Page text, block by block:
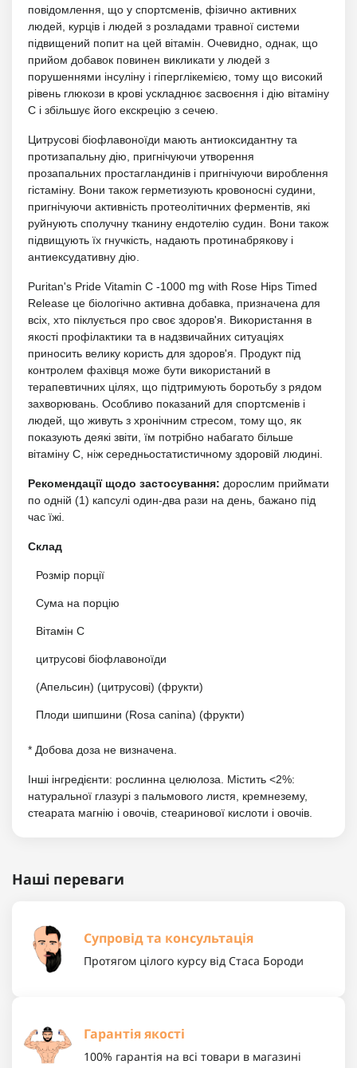
повідомлення, що у спортсменів, фізично активних
людей, курців і людей з розладами травної системи
підвищений попит на цей вітамін. Очевидно, однак, що
прийом добавок повинен викликати у людей з
порушеннями інсуліну і гіперглікемією, тому що високий
рівень глюкози в крові ускладнює засвоєння і дію вітаміну
С і збільшує його екскрецію з сечею.
Цитрусові біофлавоноїди мають антиоксидантну та
протизапальну дію, пригнічуючи утворення
прозапальних простагландинів і пригнічуючи вироблення
гістаміну. Вони також герметизують кровоносні судини,
пригнічуючи активність протеолітичних ферментів, які
руйнують сполучну тканину ендотелію судин. Вони також
підвищують їх гнучкість, надають протинабрякову і
антиексудативну дію.
Puritan's Pride Vitamin C -1000 mg with Rose Hips Timed
Release це біологічно активна добавка, призначена для
всіх, хто піклується про своє здоров'я. Використання в
якості профілактики та в надзвичайних ситуаціях
приносить велику користь для здоров'я. Продукт під
контролем фахівця може бути використаний в
терапевтичних цілях, що підтримують боротьбу з рядом
захворювань. Особливо показаний для спортсменів і
людей, що живуть з хронічним стресом, тому що, як
показують деякі звіти, їм потрібно набагато більше
вітаміну С, ніж середньостатистичному здоровій людині.
Рекомендації щодо застосування: дорослим приймати
по одній (1) капсулі один-два рази на день, бажано під
час їжі.
Склад
Розмір порції
Сума на порцію
Вітамін С
цитрусові біофлавоноїди
(Апельсин) (цитрусові) (фрукти)
Плоди шипшини (Rosa canina) (фрукти)
* Добова доза не визначена.
Інші інгредієнти: рослинна целюлоза. Містить <2%:
натуральної глазурі з пальмового листя, кремнезему,
стеарата магнію і овочів, стеаринової кислоти і овочів.
Наші переваги
Супровід та консультація
Протягом цілого курсу від Стаса Бороди
Гарантія якості
100% гарантія на всі товари в магазині